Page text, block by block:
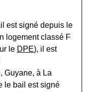
est signé depuis le
logement classé F
le DPE), il est
Guyane, à La
le bail est signé